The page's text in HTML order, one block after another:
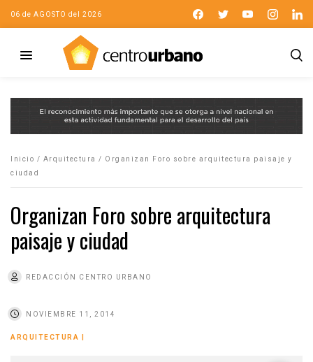
06 de AGOSTO del 2026
Inicio / Arquitectura / Organizan Foro sobre arquitectura paisaje y
ciudad
Organizan Foro sobre arquitectura
paisaje y ciudad
REDACCIÓN CENTRO URBANO
NOVIEMBRE 11, 2014
ARQUITECTURA